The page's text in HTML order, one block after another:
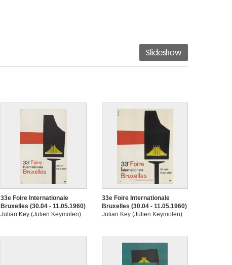
Slideshow
33e Foire Internationale
Bruxelles (30.04 - 11.05.1960)
Julian Key (Julien Keymolen)
33e Foire Internationale
Bruxelles (30.04 - 11.05.1960)
Julian Key (Julien Keymolen)